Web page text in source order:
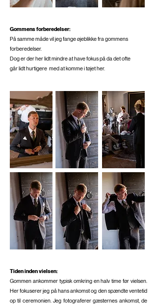
Gommens forberedelser:
På samme måde vil jeg fange øjeblikke fra gommens
forberedelser.
Dog er der her lidt mindre at have fokus på da det ofte
går lidt hurtigere med at komme i tøjet her.
Tiden inden vielsen:
Gommen ankommer typisk omkring en halv time før vielsen.
Her fokuserer jeg på hans ankomst og den spændte ventetid
op til ceremonien. Jeg fotograferer gæsternes ankomst, de